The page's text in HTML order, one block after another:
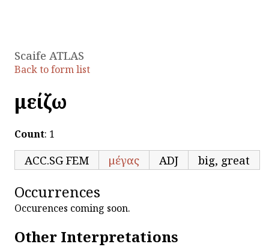
Scaife ATLAS
Back to form list
μείζω
Count: 1
ACC.SG FEM μέγας ADJ big, great
Occurrences
Occurences coming soon.
Other Interpretations